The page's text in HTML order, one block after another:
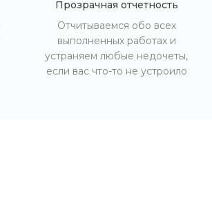
Прозрачная отчетность
Отчитываемся обо всех
выполненных работах и
устраняем любые недочеты,
если вас что-то не устроило